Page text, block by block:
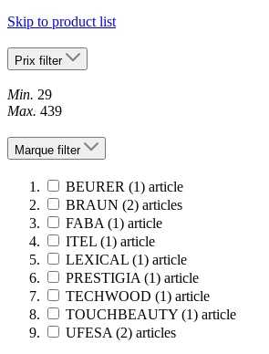
Skip to product list
Prix filter
Min. 29
Max. 439
Marque filter
BEURER (1) article
BRAUN (2) articles
FABA (1) article
ITEL (1) article
LEXICAL (1) article
PRESTIGIA (1) article
TECHWOOD (1) article
TOUCHBEAUTY (1) article
UFESA (2) articles